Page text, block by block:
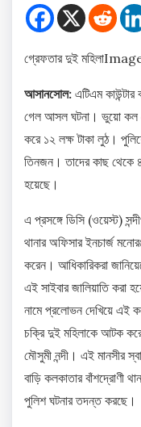
গ্রেফতার দুই মহিলা
আসানসোল: এটিএম
গেল আসল ঘটনা। ভুয়ো কল
করে ১২ লক্ষ টাকা লুঠ।
তিনজন। তাদের কাছ থেকে
হয়েছে।
এ প্রসঙ্গে ডিসি (ওয়েস্ট)
থানার অফিসার ইনচার্জ
করেন। আধিকারিকরা
এই সাইবার জালিয়াতি করা
নামে প্রলোভন দেখিয়ে এই
চক্রি দুই মহিলাকে আটক
মৌসুমী নন্দী। এই মানসীর
বাড়ি কলকাতার বাঁশদ্রোণী
পুলিশ ঘটনার তদন্ত করছে।